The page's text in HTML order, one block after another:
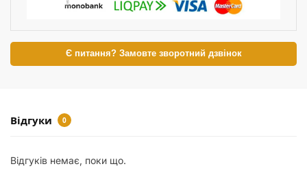
Є питання? Замовте зворотний дзвінок
Відгуки 0
Відгуків немає, поки що.